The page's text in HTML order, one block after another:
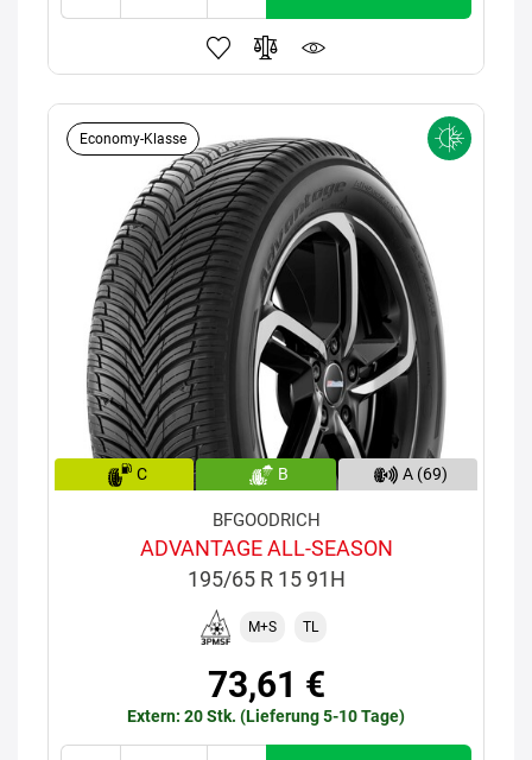
Economy-Klasse
C B A (69)
BFGOODRICH
ADVANTAGE ALL-SEASON
195/65 R 15 91H
M+S TL
73,61 €
Extern: 20 Stk. (Lieferung 5-10 Tage)